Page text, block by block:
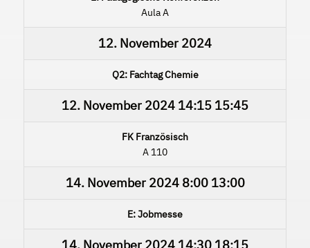
Aula A
12. November 2024
Q2: Fachtag Chemie
12. November 2024 14:15 15:45
FK Französisch
A 110
14. November 20248:00 13:00
E: Jobmesse